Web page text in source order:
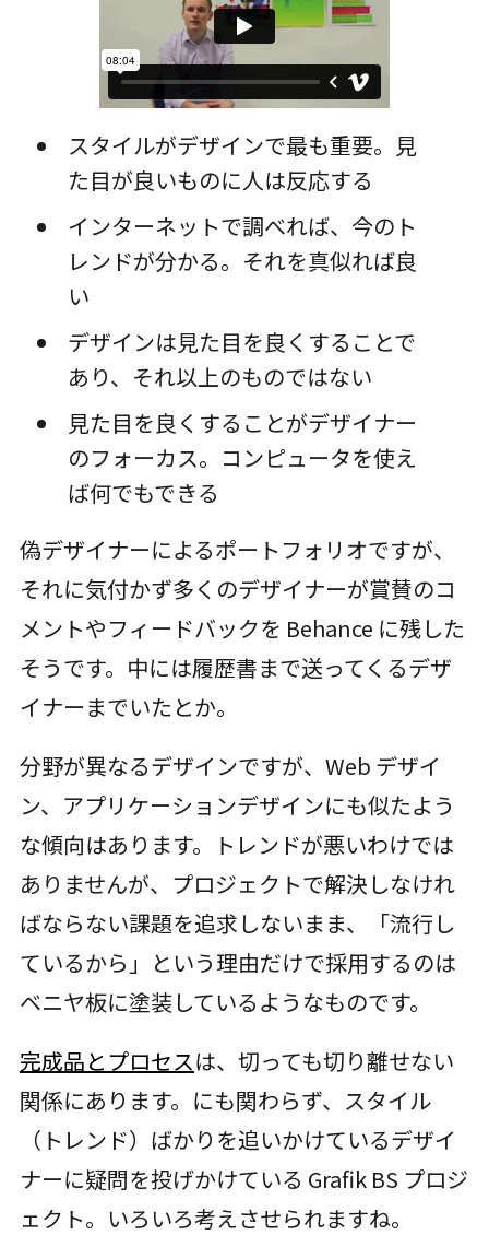
スタイルがデザインで最も重要。見
た目が良いものに人は反応する
インターネットで調べれば、今のト
レンドが分かる。それを真似れば良
い
デザインは見た目を良くすることで
あり、それ以上のものではない
見た目を良くすることがデザイナー
のフォーカス。コンピュータを使え
ば何でもできる
偽デザイナーによるポートフォリオですが、
それに気付かず多くのデザイナーが賞賛のコ
メントやフィードバックを Behance に残した
そうです。中には履歴書まで送ってくるデザ
イナーまでいたとか。
分野が異なるデザインですが、Web デザイ
ン、アプリケーションデザインにも似たよう
な傾向はあります。トレンドが悪いわけでは
ありませんが、プロジェクトで解決しなけれ
ばならない課題を追求しないまま、「流行し
ているから」という理由だけで採用するのは
ベニヤ板に塗装しているようなものです。
完成品とプロセスは、切っても切り離せない
関係にあります。にも関わらず、スタイル
（トレンド）ばかりを追いかけているデザイ
ナーに疑問を投げかけている Grafik BS プロジ
ェクト。いろいろ考えさせられますね。